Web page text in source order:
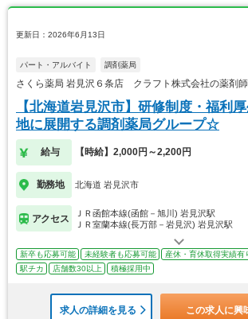
更新日：2026年6月13日
パート・アルバイト 調剤薬局
さくら薬局 岩見沢６条店 クラフト株式会社の薬剤師
【北海道岩見沢市】研修制度・福利
地に展開する調剤薬局グループ☆
給与 【時給】2,000円～2,200円
勤務地 北海道 岩見沢市
アクセス
ＪＲ函館本線(函館－旭川) 岩見沢駅
ＪＲ室蘭本線(長万部－岩見沢) 岩見沢駅
新卒も応募可能 未経験者も応募可能 産休・育休取得実績有
駅チカ
店舗数30以上 積極採用中
求人の詳細を見る この求人に興